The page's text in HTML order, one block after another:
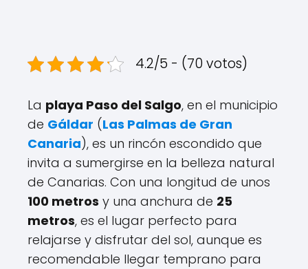
4.2/5 - (70 votos)
La playa Paso del Salgo, en el municipio
de Gáldar (Las Palmas de Gran
Canaria), es un rincón escondido que
invita a sumergirse en la belleza natural
de Canarias. Con una longitud de unos
100 metros y una anchura de 25
metros, es el lugar perfecto para
relajarse y disfrutar del sol, aunque es
recomendable llegar temprano para